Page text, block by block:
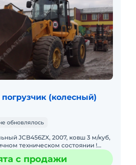
(колесный)
обновлялось
JCB456ZX, 2007, ковш 3 м/куб,
техническом состоянии !
одних руках! Продажа от
с продажи